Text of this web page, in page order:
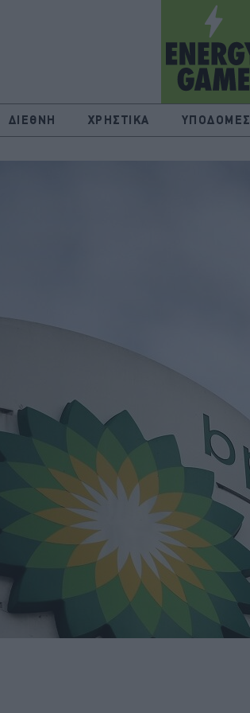
ΔΙΕΘΝΗ ΧΡΗΣΤΙΚΑ ΥΠΟΔΟΜΕΣ